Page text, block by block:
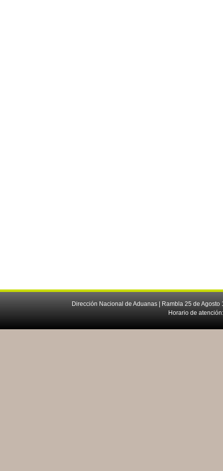
Dirección Nacional de Aduanas | Rambla 25 de
Horario de